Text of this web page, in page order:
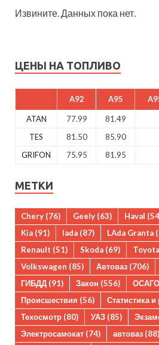
Извините. Данных пока нет.
ЦЕНЫ НА ТОПЛИВО
A92 A95
ATAN 77.99 81.49
TES
81.50 85.90
GRIFON
75.95 81.95
МЕТКИ
Chery (76) Geely (63) Haval
Kia (91) lada (87) LAda Granta
Renault (51) Skoda (69) Toyota
Volkswagen (85) Автоваз (706)
ГИБДД (91) Закон (556) ОСАГО
Происшествия (56) Статистика и
Техосмотр (80) УАЗ (85)
Электросамокат (74) автоваз (88)